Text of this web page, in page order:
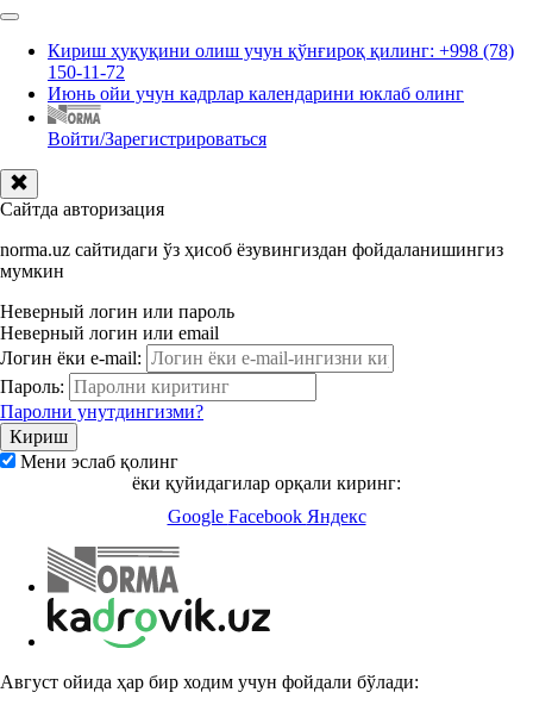
Кириш ҳуқуқини олиш учун қўнғироқ қилинг: +998 (78)
150-11-72
Июнь ойи учун кадрлар календарини юклаб олинг
Войти/Зарегистрироваться
Сайтда авторизация
norma.uz сайтидаги ўз ҳисоб ёзувингиздан фойдаланишингиз
мумкин
Неверный логин или пароль
Неверный логин или email
Логин ёки e-mail:
Пароль:
Паролни унутдингизми?
Мени эслаб қолинг
ёки қуйидагилар орқали киринг:
Google Facebook Яндекс
Август ойида ҳар бир ходим учун фойдали бўлади: